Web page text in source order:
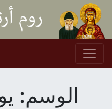
Skip to content
Navigation
الوسم: